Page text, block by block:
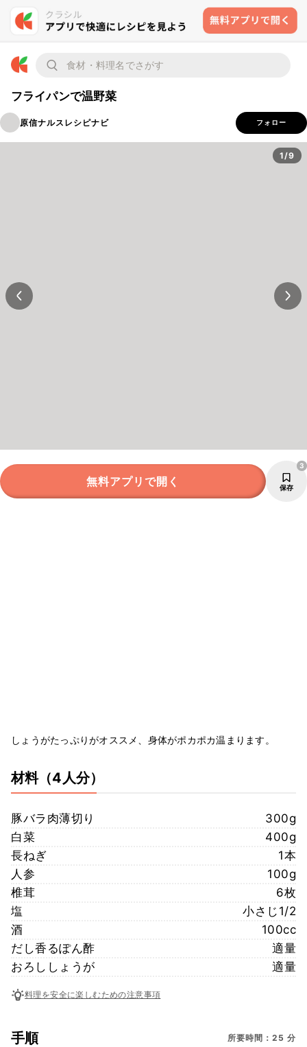
フライパンで温野菜
原信ナルスレシピナビ フォロー
1/9
無料アプリで開く 保存
3
しょうがたっぷりがオススメ、身体がポカポカ温まります。
材料（4人分）
豚バラ肉薄切り
300g
白菜
400g
長ねぎ
1本
人参
100g
椎茸
6枚
塩
小さじ1/2
酒
100cc
だし香るぽん酢
適量
おろししょうが
適量
料理を安全に楽しむための注意事項
手順 所要時間：25 分